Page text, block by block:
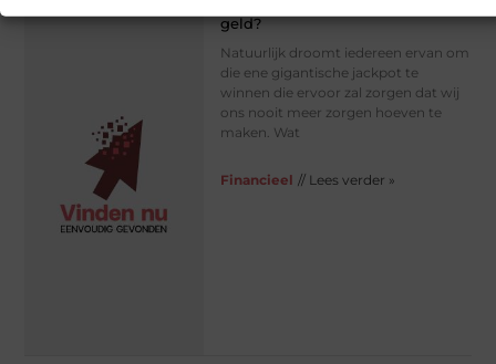
geld?
Natuurlijk droomt iedereen ervan om
die ene gigantische jackpot te
winnen die ervoor zal zorgen dat wij
ons nooit meer zorgen hoeven te
maken. Wat
Financieel // Lees verder »